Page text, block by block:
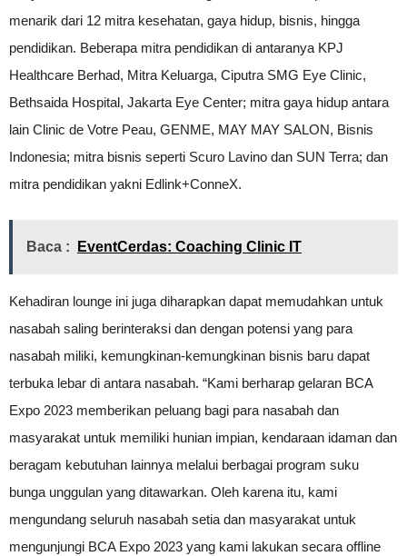
menarik dari 12 mitra kesehatan, gaya hidup, bisnis, hingga
pendidikan. Beberapa mitra pendidikan di antaranya KPJ
Healthcare Berhad, Mitra Keluarga, Ciputra SMG Eye Clinic,
Bethsaida Hospital, Jakarta Eye Center; mitra gaya hidup antara
lain Clinic de Votre Peau, GENME, MAY MAY SALON, Bisnis
Indonesia; mitra bisnis seperti Scuro Lavino dan SUN Terra; dan
mitra pendidikan yakni Edlink+ConneX.
Baca : EventCerdas: Coaching Clinic IT
Kehadiran lounge ini juga diharapkan dapat memudahkan untuk
nasabah saling berinteraksi dan dengan potensi yang para
nasabah miliki, kemungkinan-kemungkinan bisnis baru dapat
terbuka lebar di antara nasabah. “Kami berharap gelaran BCA
Expo 2023 memberikan peluang bagi para nasabah dan
masyarakat untuk memiliki hunian impian, kendaraan idaman dan
beragam kebutuhan lainnya melalui berbagai program suku
bunga unggulan yang ditawarkan. Oleh karena itu, kami
mengundang seluruh nasabah setia dan masyarakat untuk
mengunjungi BCA Expo 2023 yang kami lakukan secara offline